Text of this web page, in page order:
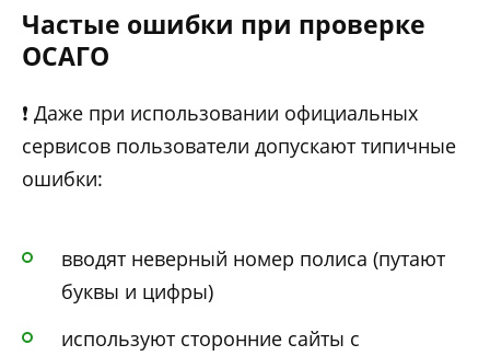
Частые ошибки при проверке
ОСАГО
❗ Даже при использовании официальных
сервисов пользователи допускают типичные
ошибки:
вводят неверный номер полиса (путают
буквы и цифры)
используют сторонние сайты с